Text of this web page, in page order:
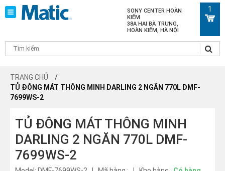
SONY CENTER HOÀN
KIẾM
38A HAI BÀ TRƯNG,
HOÀN KIẾM, HÀ NỘI
1
TRANG CHỦ
TỦ ĐÔNG MÁT THÔNG MINH DARLING 2 NGĂN 770L DMF-
7699WS-2
TỦ ĐÔNG MÁT THÔNG MINH
DARLING 2 NGĂN 770L DMF-
7699WS-2